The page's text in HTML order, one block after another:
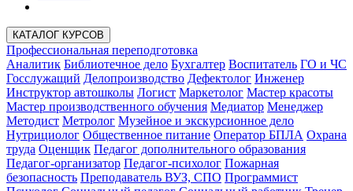
КАТАЛОГ КУРСОВ
Профессиональная переподготовка
Аналитик Библиотечное дело Бухгалтер Воспитатель ГО и ЧС
Госслужащий Делопроизводство Дефектолог Инженер
Инструктор автошколы Логист Маркетолог Мастер красоты
Мастер производственного обучения Медиатор Менеджер
Методист Метролог Музейное и экскурсионное дело
Нутрициолог Общественное питание Оператор БПЛА Охрана
труда Оценщик Педагог дополнительного образования
Педагог-организатор Педагог-психолог Пожарная
безопасность Преподаватель ВУЗ, СПО Программист